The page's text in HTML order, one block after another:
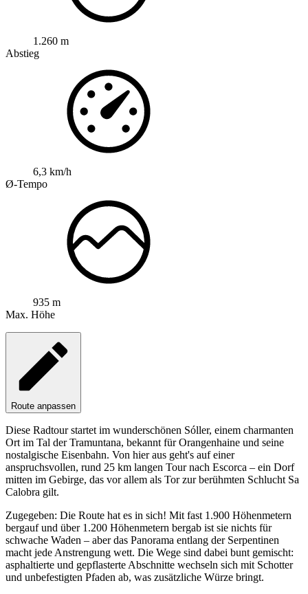
1.260 m
Abstieg
6,3 km/h
Ø-Tempo
935 m
Max. Höhe
Route anpassen
Diese Radtour startet im wunderschönen Sóller, einem charmanten
Ort im Tal der Tramuntana, bekannt für Orangenhaine und seine
nostalgische Eisenbahn. Von hier aus geht's auf einer
anspruchsvollen, rund 25 km langen Tour nach Escorca – ein Dorf
mitten im Gebirge, das vor allem als Tor zur berühmten Schlucht Sa
Calobra gilt.
Zugegeben: Die Route hat es in sich! Mit fast 1.900 Höhenmetern
bergauf und über 1.200 Höhenmetern bergab ist sie nichts für
schwache Waden – aber das Panorama entlang der Serpentinen
macht jede Anstrengung wett. Die Wege sind dabei bunt gemischt:
asphaltierte und gepflasterte Abschnitte wechseln sich mit Schotter
und unbefestigten Pfaden ab, was zusätzliche Würze bringt.